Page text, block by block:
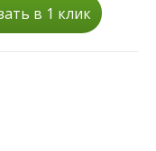
в 1 клик